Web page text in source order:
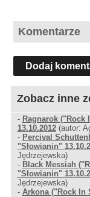
Komentarze
Dodaj
Zobacz inne
- Ragnarok ("Rock
13.10.2012(autor:
- Percival
"Słowianin"
Jędrzejewska)
- Black Messiah
"Słowianin"
Jędrzejewska)
- Arkona ("Rock In